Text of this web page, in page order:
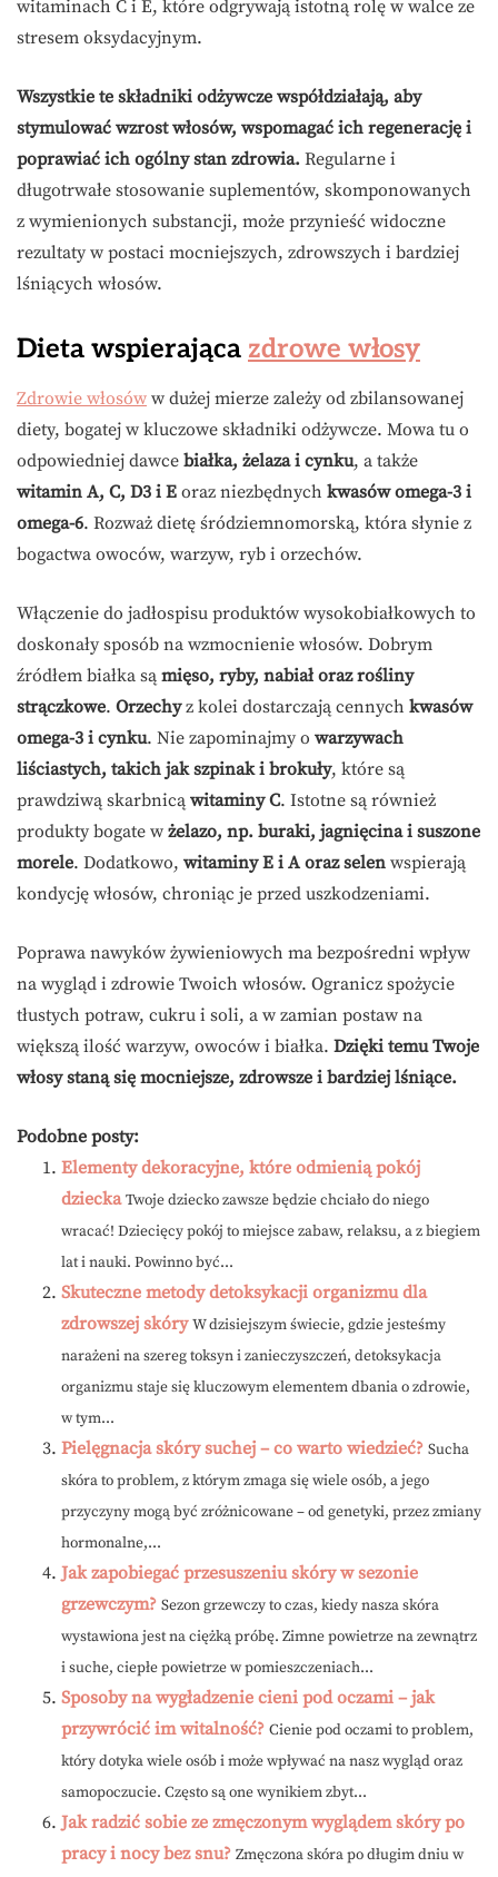
witaminach C i E, które odgrywają istotną rolę w walce ze
stresem oksydacyjnym.
Wszystkie te składniki odżywcze współdziałają, aby
stymulować wzrost włosów, wspomagać ich regenerację i
poprawiać ich ogólny stan zdrowia. Regularne i
długotrwałe stosowanie suplementów, skomponowanych
z wymienionych substancji, może przynieść widoczne
rezultaty w postaci mocniejszych, zdrowszych i bardziej
lśniących włosów.
Dieta wspierająca zdrowe włosy
Zdrowie włosów w dużej mierze zależy od zbilansowanej
diety, bogatej w kluczowe składniki odżywcze. Mowa tu o
odpowiedniej dawce białka, żelaza i cynku, a także
witamin A, C, D3 i E oraz niezbędnych kwasów omega-3 i
omega-6. Rozważ dietę śródziemnomorską, która słynie z
bogactwa owoców, warzyw, ryb i orzechów.
Włączenie do jadłospisu produktów wysokobiałkowych to
doskonały sposób na wzmocnienie włosów. Dobrym
źródłem białka są mięso, ryby, nabiał oraz rośliny
strączkowe. Orzechyz kolei dostarczają cennych kwasów
omega-3 i cynku. Nie zapominajmy o warzywach
liściastych, takich jak szpinak i brokuły, które są
prawdziwą skarbnicą witaminy C. Istotne są również
produkty bogate w żelazo, np. buraki, jagnięcina i suszone
morele. Dodatkowo, witaminy E i A oraz selen wspierają
kondycję włosów, chroniąc je przed uszkodzeniami.
Poprawa nawyków żywieniowych ma bezpośredni wpływ
na wygląd i zdrowie Twoich włosów. Ogranicz spożycie
tłustych potraw, cukru i soli, a w zamian postaw na
większą ilość warzyw, owoców i białka. Dzięki temu Twoje
włosy staną się mocniejsze, zdrowsze i bardziej lśniące.
Podobne posty:
Elementy dekoracyjne, które odmienią pokój
dziecka Twoje dziecko zawsze będzie chciało do niego
wracać! Dziecięcy pokój to miejsce zabaw, relaksu, a z biegiem
lat i nauki. Powinno być...
Skuteczne metody detoksykacji organizmu dla
zdrowszej skóry W dzisiejszym świecie, gdzie jesteśmy
narażeni na szereg toksyn i zanieczyszczeń, detoksykacja
organizmu staje się kluczowym elementem dbania o zdrowie,
w tym...
Pielęgnacja skóry suchej – co warto wiedzieć? Sucha
skóra to problem, z którym zmaga się wiele osób, a jego
przyczyny mogą być zróżnicowane – od genetyki, przez zmiany
hormonalne,...
Jak zapobiegać przesuszeniu skóry w sezonie
grzewczym? Sezon grzewczy to czas, kiedy nasza skóra
wystawiona jest na ciężką próbę. Zimne powietrze na zewnątrz
i suche, ciepłe powietrze w pomieszczeniach...
Sposoby na wygładzenie cieni pod oczami – jak
przywrócić im witalność? Cienie pod oczami to problem,
który dotyka wiele osób i może wpływać na nasz wygląd oraz
samopoczucie. Często są one wynikiem zbyt...
Jak radzić sobie ze zmęczonym wyglądem skóry po
pracy i nocy bez snu? Zmęczona skóra po długim dniu w